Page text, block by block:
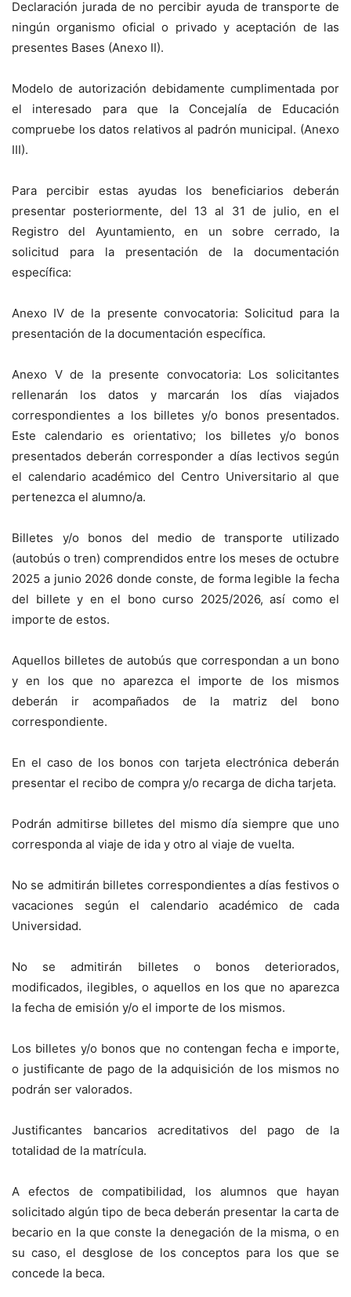
Declaración jurada de no percibir ayuda de transporte de
ningún organismo oficial o privado y aceptación de las
presentes Bases (Anexo II).
Modelo de autorización debidamente cumplimentada por
el interesado para que la Concejalía de Educación
compruebe los datos relativos al padrón municipal. (Anexo
III).
Para percibir estas ayudas los beneficiarios deberán
presentar posteriormente, del 13 al 31 de julio, en el
Registro del Ayuntamiento, en un sobre cerrado, la
solicitud para la presentación de la documentación
específica:
Anexo IV de la presente convocatoria: Solicitud para la
presentación de la documentación específica.
Anexo V de la presente convocatoria: Los solicitantes
rellenarán los datos y marcarán los días viajados
correspondientes a los billetes y/o bonos presentados.
Este calendario es orientativo; los billetes y/o bonos
presentados deberán corresponder a días lectivos según
el calendario académico del Centro Universitario al que
pertenezca el alumno/a.
Billetes y/o bonos del medio de transporte utilizado
(autobús o tren) comprendidos entre los meses de octubre
2025 a junio 2026 donde conste, de forma legible la fecha
del billete y en el bono curso 2025/2026, así como el
importe de estos.
Aquellos billetes de autobús que correspondan a un bono
y en los que no aparezca el importe de los mismos
deberán ir acompañados de la matriz del bono
correspondiente.
En el caso de los bonos con tarjeta electrónica deberán
presentar el recibo de compra y/o recarga de dicha tarjeta.
Podrán admitirse billetes del mismo día siempre que uno
corresponda al viaje de ida y otro al viaje de vuelta.
No se admitirán billetes correspondientes a días festivos o
vacaciones según el calendario académico de cada
Universidad.
No se admitirán billetes o bonos deteriorados,
modificados, ilegibles, o aquellos en los que no aparezca
la fecha de emisión y/o el importe de los mismos.
Los billetes y/o bonos que no contengan fecha e importe,
o justificante de pago de la adquisición de los mismos no
podrán ser valorados.
Justificantes bancarios acreditativos del pago de la
totalidad de la matrícula.
A efectos de compatibilidad, los alumnos que hayan
solicitado algún tipo de beca deberán presentar la carta de
becario en la que conste la denegación de la misma, o en
su caso, el desglose de los conceptos para los que se
concede la beca.